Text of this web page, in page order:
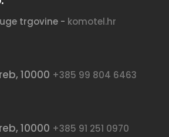
trgovine - komotel.hr
10000 +385 99 804 6463
10000 +385 91 251 0970